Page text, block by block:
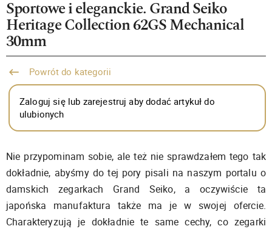
Sportowe i eleganckie. Grand Seiko
Heritage Collection 62GS Mechanical
30mm
Powrót do kategorii
Zaloguj się lub zarejestruj aby dodać artykuł do
ulubionych
Nie przypominam sobie, ale też nie sprawdzałem tego tak
dokładnie, abyśmy do tej pory pisali na naszym portalu o
damskich zegarkach Grand Seiko, a oczywiście ta
japońska manufaktura także ma je w swojej ofercie.
Charakteryzują je dokładnie te same cechy, co zegarki